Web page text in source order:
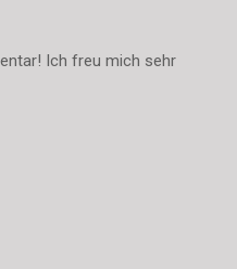
Ich freu mich sehr